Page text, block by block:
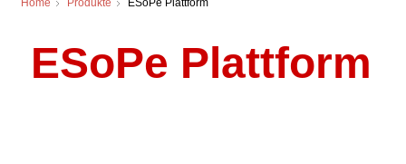
ESoPe Plattform